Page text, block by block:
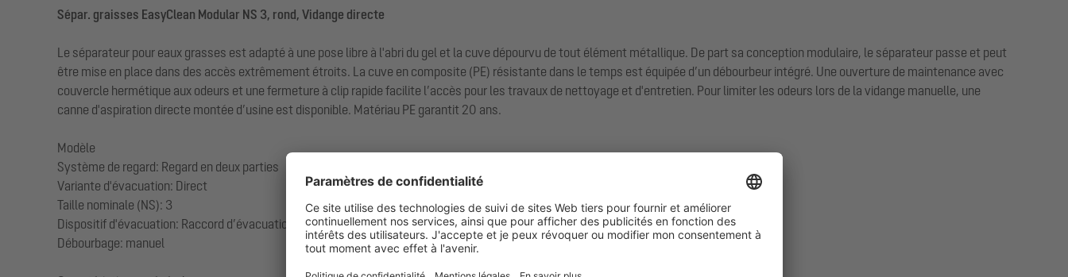
Sépar. graisses EasyClean Modular NS 3, rond, Vidange directe
Le séparateur pour eaux grasses est adapté à une pose libre à l'abri du gel et la cuve dépourvu de tout élément métallique. De part sa conception modulaire, le séparateur passe et peut
être mise en place dans des accès extrêmement étroits. La cuve en composite (PE) résistante dans le temps est équipée d’un débourbeur intégré. Une ouverture de maintenance avec
couvercle hermétique aux odeurs et une fermeture à clip rapide facilite l’accès pour les travaux de nettoyage et d'entretien. Pour limiter les odeurs lors de la vidange manuelle, une
canne d'aspiration directe montée d’usine est disponible. Matériau PE garantit 20 ans.
Modèle
Système de regard: Regard en deux parties
Variante d'évacuation: Direct
Taille nominale (NS): 3
Dispositif d'évacuation: Raccord d’évacuation
Débourbage: manuel